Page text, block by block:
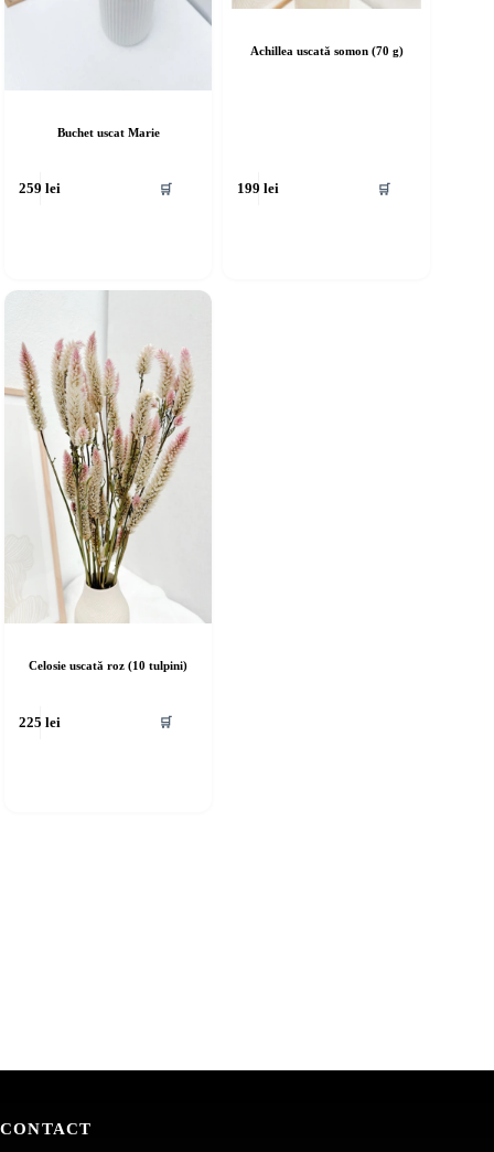
Buchet uscat Marie
259lei 🛒
Achillea uscată somon (70 g)
199lei 🛒
Celosie uscată roz (10 tulpini)
225lei 🛒
CONTACT